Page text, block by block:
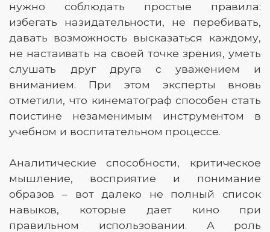
нужно соблюдать простые правила:
избегать назидательности, не перебивать,
давать возможность высказаться каждому,
не настаивать на своей точке зрения, уметь
слушать друг друга с уважением и
вниманием. При этом эксперты вновь
отметили, что кинематограф способен стать
поистине незаменимым инструментом в
учебном и воспитательном процессе.
Аналитические способности, критическое
мышление, восприятие и понимание
образов – вот далеко не полный список
навыков, которые дает кино при
правильном использовании. А роль